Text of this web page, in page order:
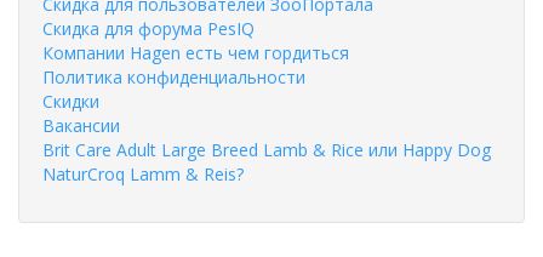
Скидка для форума PesIQ
Компании Hagen есть чем гордиться
Политика конфиденциальности
Скидки
Вакансии
Brit Care Adult Large Breed Lamb & Rice или Happy Dog
NaturCroq Lamm & Reis?